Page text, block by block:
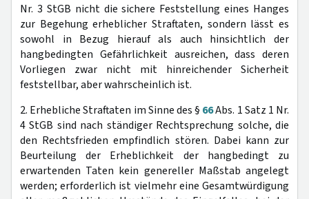
Nr. 3 StGB nicht die sichere Feststellung eines Hanges
zur Begehung erheblicher Straftaten, sondern lässt es
sowohl in Bezug hierauf als auch hinsichtlich der
hangbedingten Gefährlichkeit ausreichen, dass deren
Vorliegen zwar nicht mit hinreichender Sicherheit
feststellbar, aber wahrscheinlich ist.
2. Erhebliche Straftaten im Sinne des § 66Abs. 1 Satz 1 Nr.
4 StGB sind nach ständiger Rechtsprechung solche, die
den Rechtsfrieden empfindlich stören. Dabei kann zur
Beurteilung der Erheblichkeit der hangbedingt zu
erwartenden Taten kein genereller Maßstab angelegt
werden; erforderlich ist vielmehr eine Gesamtwürdigung